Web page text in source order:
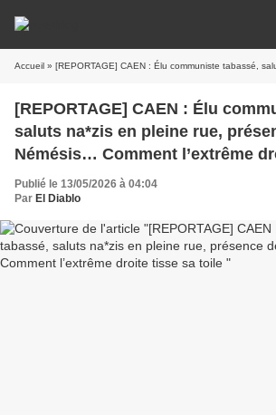
Accueil » [REPORTAGE] CAEN : Élu communiste tabassé, saluts na*zis en pleine rue, présence de
[REPORTAGE] CAEN : Élu
saluts na*zis en pleine rue,
Némésis… Comment l’extrême
toile
Publié le 13/05/2026 à 04:04
Par El Diablo